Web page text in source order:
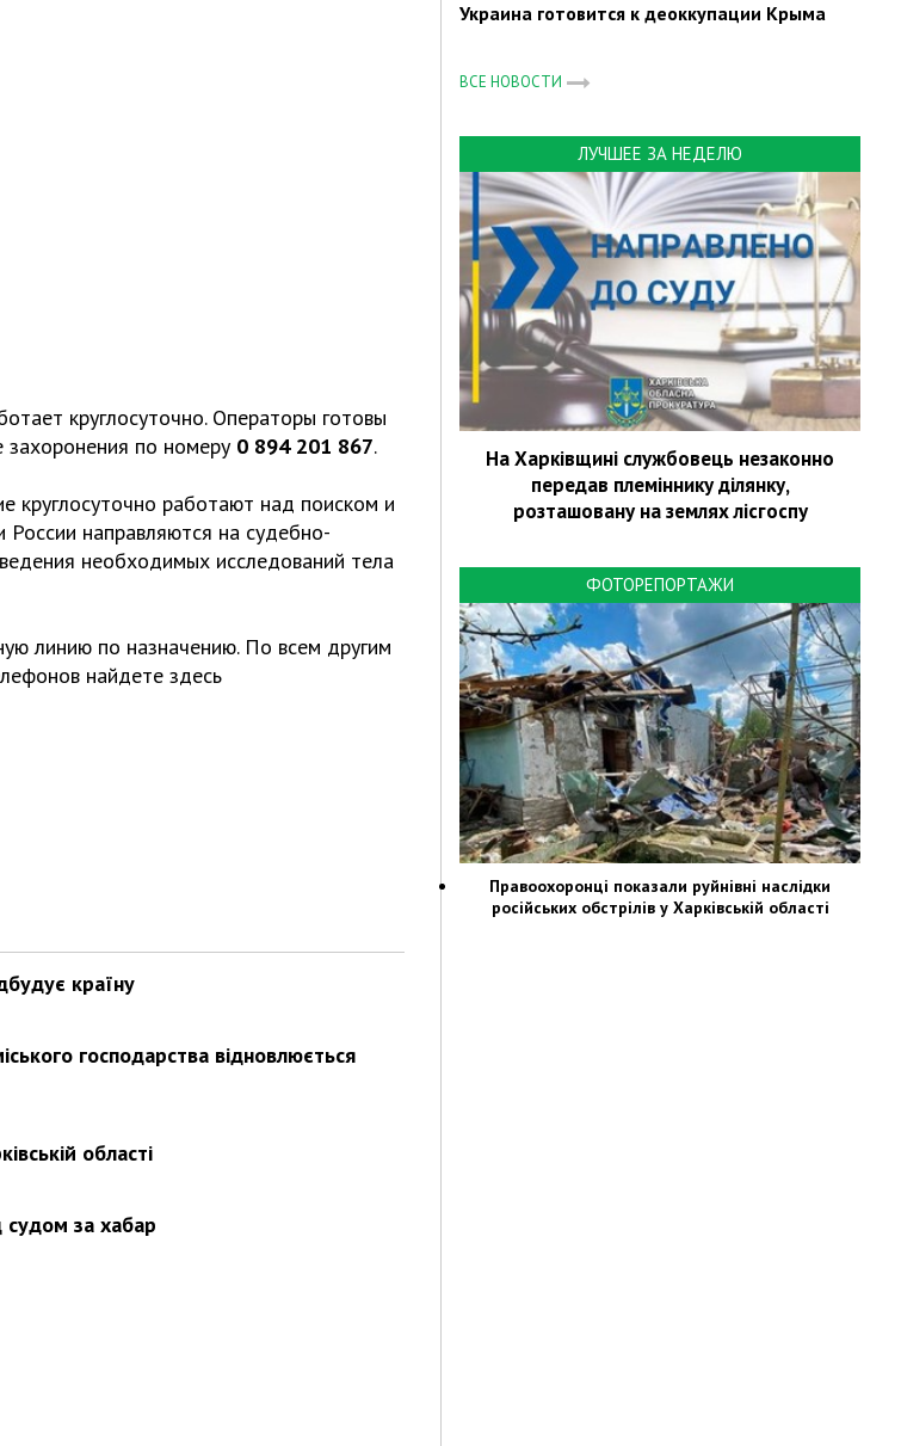
круглосуточно. Операторы готовы
захоронения по номеру 0 894 201 867.
круглосуточно работают над поиском и
направляются на судебно-
необходимых исследований тела
линию по назначению. По всем другим
найдете здесь
країну
господарства відновлюється
області
судом за хабар
Украина готовится к деоккупации Крыма
ВСЕ НОВОСТИ
ЛУЧШЕЕ ЗА НЕДЕЛЮ
На Харківщині службовець незаконно
передав племіннику ділянку,
розташовану на землях лісгоспу
ФОТОРЕПОРТАЖИ
Правоохоронці показали руйнівні наслідки
російських обстрілів у Харківській області